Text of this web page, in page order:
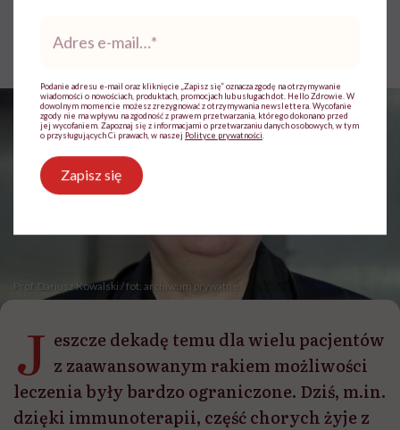
Opublikowano:
Prof. Dariusz Kowalski / fot. archiwum prywatne
J eszcze dekadę temu dla wielu pacjentów
z zaawansowanym rakiem możliwości
leczenia były bardzo ograniczone. Dziś, m.in.
dzięki immunoterapii, część chorych żyje z
mail*
Podanie adresu e-mail oraz kliknięcie „Zapisz się” oznacza zgodę na otrzymywanie
wiadomości o nowościach, produktach, promocjach lub usługach dot. Hello Zdrowie. W
dowolnym momencie możesz zrezygnować z otrzymywania newslettera. Wycofanie
zgody nie ma wpływu na zgodność z prawem przetwarzania, którego dokonano przed
jej wycofaniem. Zapoznaj się z informacjami o przetwarzaniu danych osobowych, w tym
o przysługujących Ci prawach, w naszej Polityce prywatności
Zapisz się